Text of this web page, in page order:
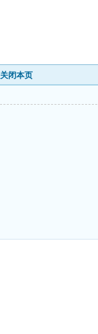
关闭本页